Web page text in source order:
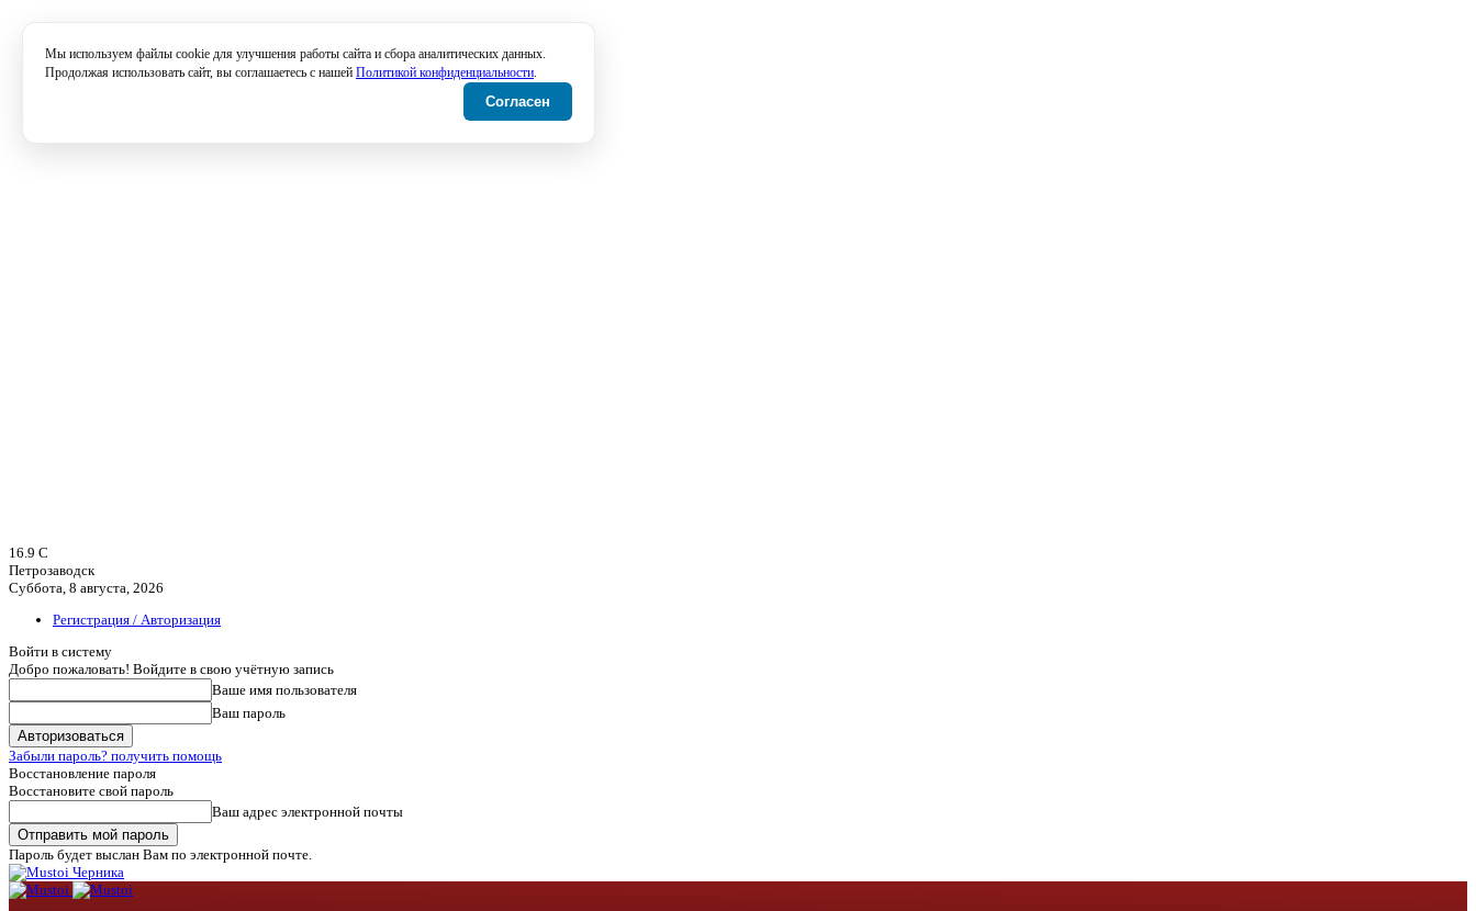
16.9 C
Петрозаводск
Суббота, 8 августа, 2026
Регистрация / Авторизация
Войти в систему
Добро пожаловать! Войдите в свою учётную запись
Ваше имя пользователя
Ваш пароль
Забыли пароль? получить помощь
Восстановление пароля
Восстановите свой пароль
Ваш адрес электронной почты
Пароль будет выслан Вам по электронной почте.
Черника
Мы используем файлы cookie для улучшения работы сайта и сбора аналитических данных.
Продолжая использовать сайт, вы соглашаетесь с нашей Политикой конфиденциальности.
Согласен